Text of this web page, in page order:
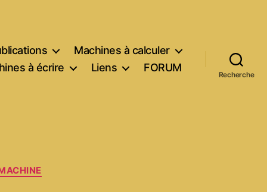
Machines à calculer
à écrire
Liens FORUM
Recherche